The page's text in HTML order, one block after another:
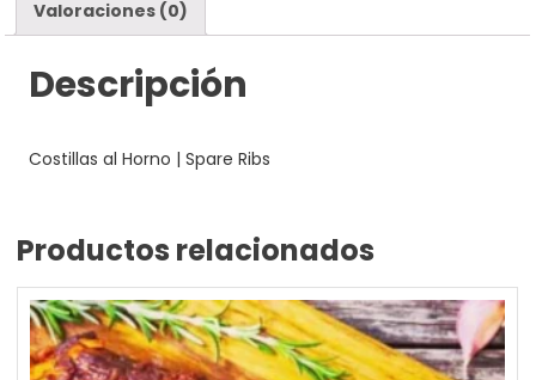
Valoraciones (0)
Descripción
Costillas al Horno | Spare Ribs
Productos relacionados